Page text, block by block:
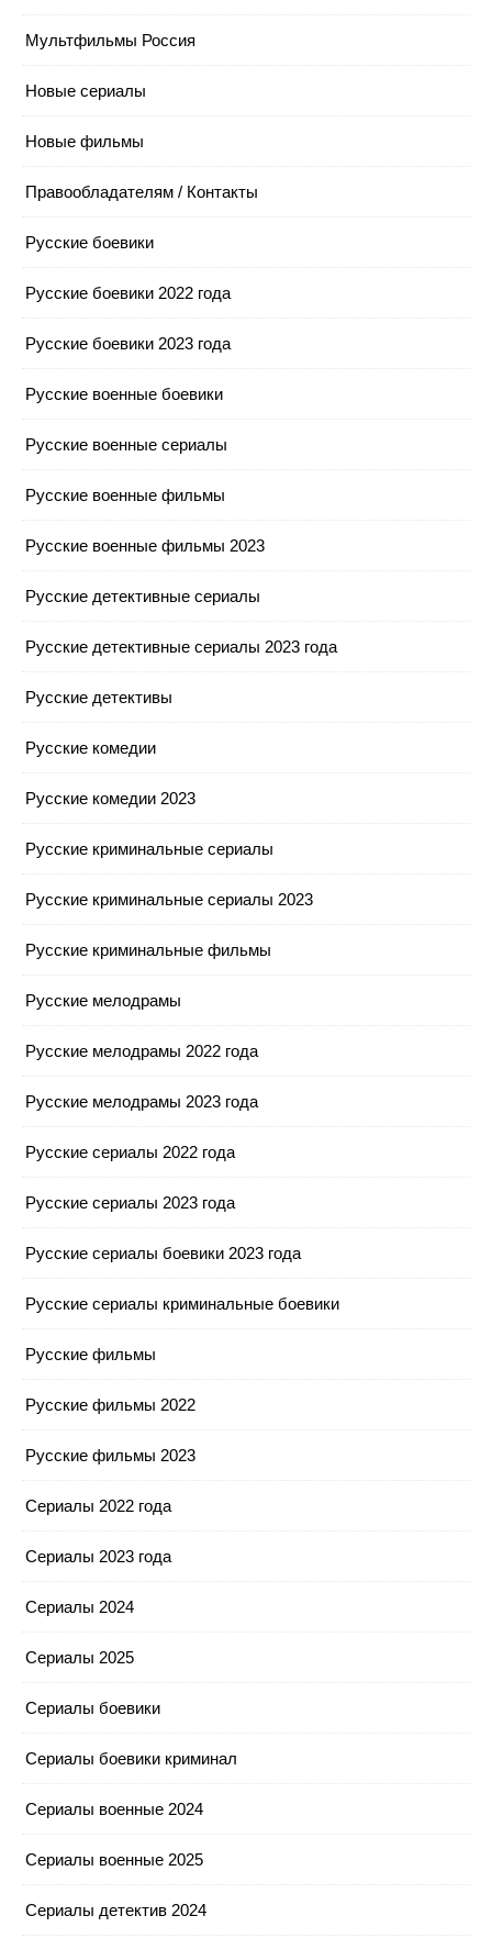
Мультфильмы Россия
Новые сериалы
Новые фильмы
Правообладателям / Контакты
Русские боевики
Русские боевики 2022 года
Русские боевики 2023 года
Русские военные боевики
Русские военные сериалы
Русские военные фильмы
Русские военные фильмы 2023
Русские детективные сериалы
Русские детективные сериалы 2023 года
Русские детективы
Русские комедии
Русские комедии 2023
Русские криминальные сериалы
Русские криминальные сериалы 2023
Русские криминальные фильмы
Русские мелодрамы
Русские мелодрамы 2022 года
Русские мелодрамы 2023 года
Русские сериалы 2022 года
Русские сериалы 2023 года
Русские сериалы боевики 2023 года
Русские сериалы криминальные боевики
Русские фильмы
Русские фильмы 2022
Русские фильмы 2023
Сериалы 2022 года
Сериалы 2023 года
Сериалы 2024
Сериалы 2025
Сериалы боевики
Сериалы боевики криминал
Сериалы военные 2024
Сериалы военные 2025
Сериалы детектив 2024